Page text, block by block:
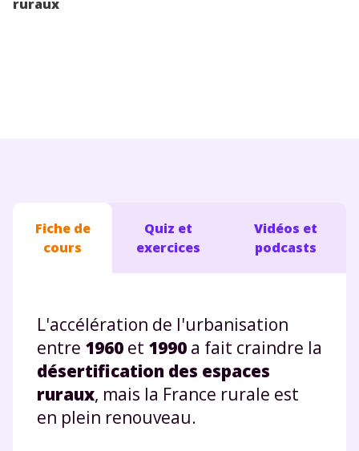
ruraux
Fiche de
cours
Quiz et
exercices
Vidéos et
podcasts
L'accélération de l'urbanisation
entre 1960 et 1990 a fait craindre la
désertification des espaces
ruraux, mais la France rurale est
en plein renouveau.